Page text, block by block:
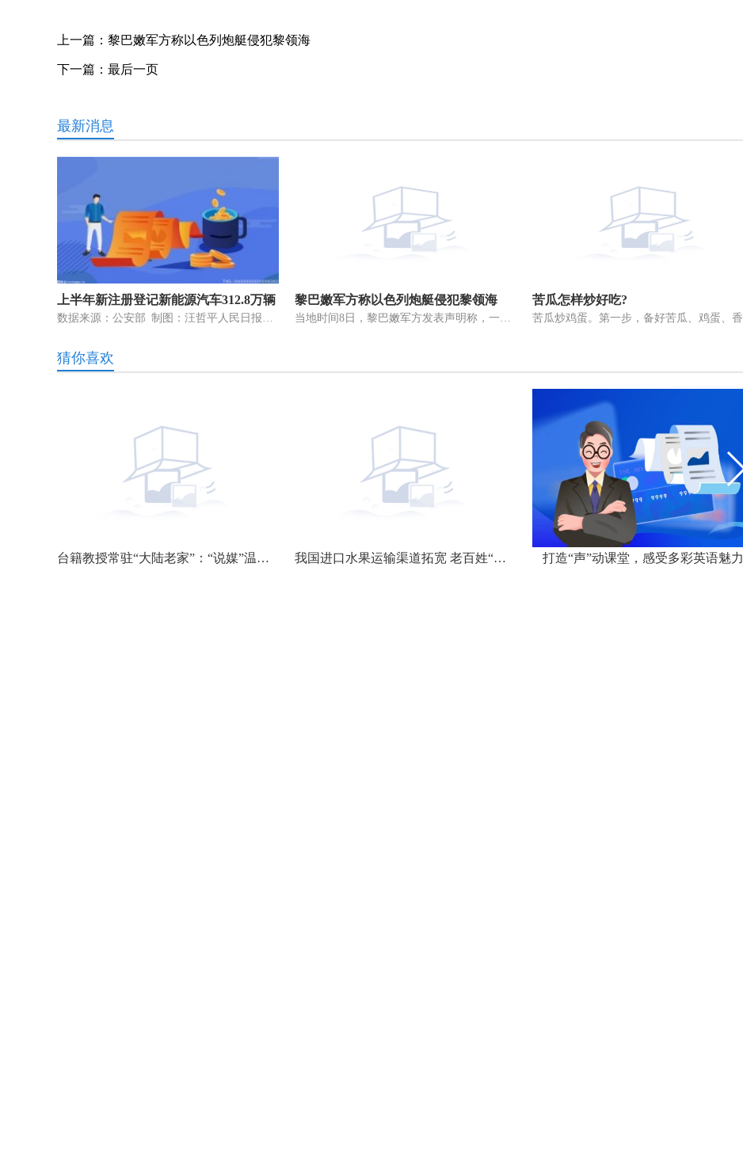
上一篇： 黎巴嫩军方称以色列炮艇侵犯黎领海
下一篇： 最后一页
最新消息
上半年新注册登记新能源汽车312.8万辆 黎巴嫩军方称以色列炮艇侵犯黎领海 苦瓜怎样炒好吃?
猜你喜欢
台籍教授常驻“大陆老家”：“说媒”温州体育与健康 促两岸融合 我国进口水果运输渠道拓宽 老百姓“果篮子”种类多样 打造“声”动课堂，感受多彩英语魅力